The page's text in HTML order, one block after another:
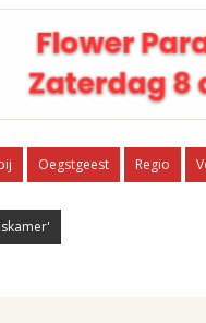
Oegstgeest Regio